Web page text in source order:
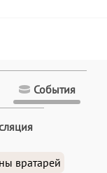
События
вратарей